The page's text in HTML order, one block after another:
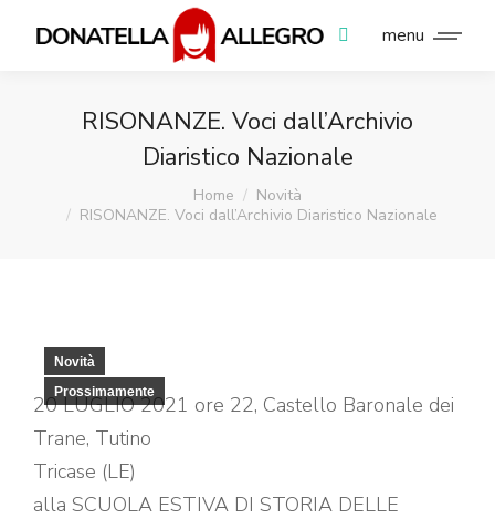
menu
Search:
RISONANZE. Voci dall’Archivio
Diaristico Nazionale
Home
Novità
RISONANZE. Voci dall’Archivio Diaristico Nazionale
Novità
Prossimamente
20 LUGLIO 2021 ore 22, Castello Baronale dei
Trane, Tutino
Tricase (LE)
alla SCUOLA ESTIVA DI STORIA DELLE